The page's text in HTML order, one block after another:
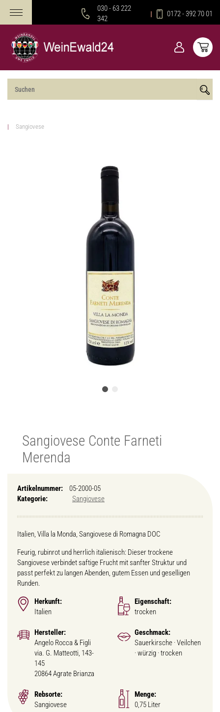
030 - 63 222
342
0172 - 392 70 01
Sangiovese
Sangiovese Conte Farneti
Merenda
Artikelnummer:
05-2000-05
Kategorie:
Sangiovese
Italien, Villa la Monda, Sangiovese di Romagna DOC
Feurig, rubinrot und herrlich italienisch: Dieser trockene
Sangiovese verbindet saftige Frucht mit sanfter Struktur und
passt perfekt zu langen Abenden, gutem Essen und geselligen
Runden.
Herkunft:
Italien
Eigenschaft:
trocken
Hersteller:
Angelo Rocca & Figli
via. G. Matteotti, 143-
145
20864 Agrate Brianza
Geschmack:
Sauerkirsche · Veilchen
· würzig · trocken
Rebsorte:
Sangiovese
Menge:
0,75 Liter